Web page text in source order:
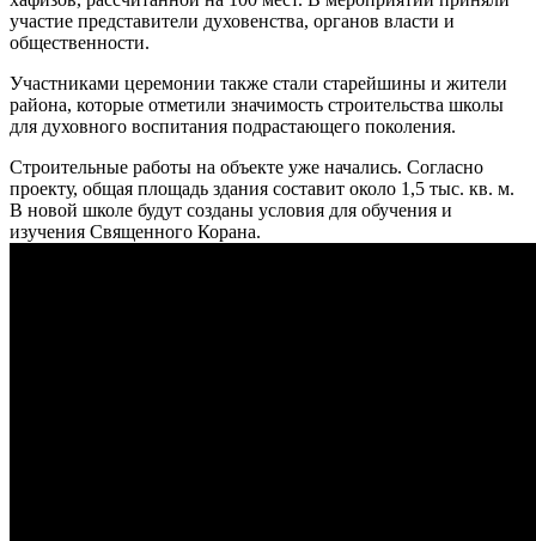
участие представители духовенства, органов власти и
общественности.
Участниками церемонии также стали старейшины и жители
района, которые отметили значимость строительства школы
для духовного воспитания подрастающего поколения.
Строительные работы на объекте уже начались. Согласно
проекту, общая площадь здания составит около 1,5 тыс. кв. м.
В новой школе будут созданы условия для обучения и
изучения Священного Корана.